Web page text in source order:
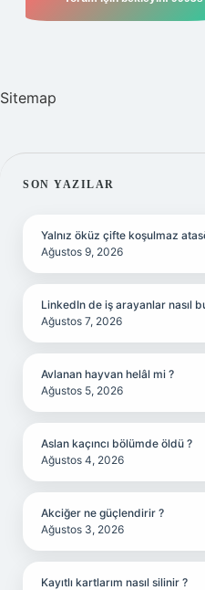
Sitemap
SIDEBAR
SON YAZILAR
Yalnız öküz çifte koşulmaz
Ağustos 9, 2026
LinkedIn de iş arayanlar nasıl
Ağustos 7, 2026
Avlanan hayvan helâl mi ?
Ağustos 5, 2026
Aslan kaçıncı bölümde öldü ?
Ağustos 4, 2026
Akciğer ne güçlendirir ?
Ağustos 3, 2026
Kayıtlı kartlarım nasıl silinir ?